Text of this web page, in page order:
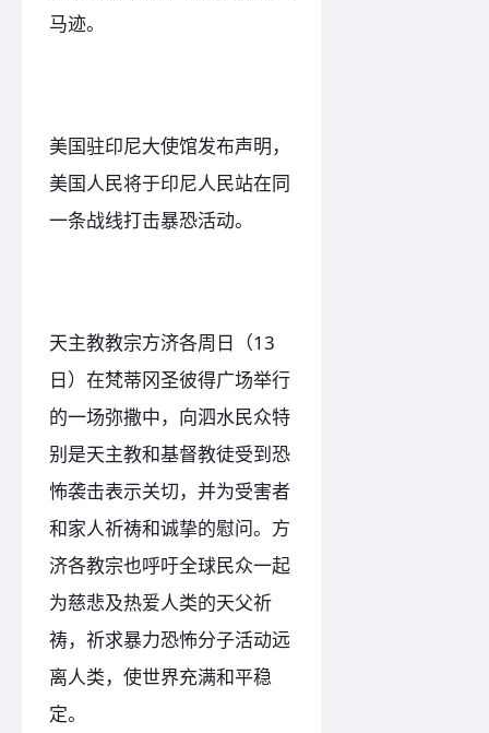
马迹。
美国驻印尼大使馆发布声明，
美国人民将于印尼人民站在同
一条战线打击暴恐活动。
天主教教宗方济各周日（13
日）在梵蒂冈圣彼得广场举行
的一场弥撒中，向泗水民众特
别是天主教和基督教徒受到恐
怖袭击表示关切，并为受害者
和家人祈祷和诚挚的慰问。方
济各教宗也呼吁全球民众一起
为慈悲及热爱人类的天父祈
祷，祈求暴力恐怖分子活动远
离人类，使世界充满和平稳
定。